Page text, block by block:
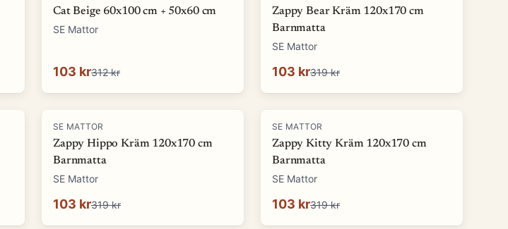
Cat Beige 60x100 cm + 50x60 cm
SE Mattor
103 kr312 kr
Zappy Bear Kräm 120x170 cm
Barnmatta
SE Mattor
103 kr319 kr
-68%
SE MATTOR
Zappy Hippo Kräm 120x170 cm
Barnmatta
SE Mattor
103 kr319 kr
-68%
SE MATTOR
Zappy Kitty Kräm 120x170 cm
Barnmatta
SE Mattor
103 kr319 kr